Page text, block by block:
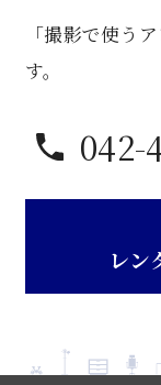
「撮影で使う
す。
042-
レン